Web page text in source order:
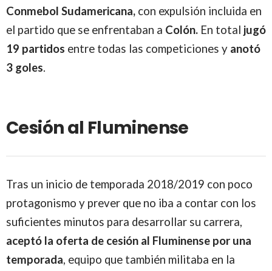
Conmebol Sudamericana, con expulsión incluida en
el partido que se enfrentaban a Colón. En total jugó
19 partidos entre todas las competiciones y anotó
3 goles.
Cesión al Fluminense
Tras un inicio de temporada 2018/2019 con poco
protagonismo y prever que no iba a contar con los
suficientes minutos para desarrollar su carrera,
aceptó la oferta de cesión al Fluminense por una
temporada, equipo que también militaba en la